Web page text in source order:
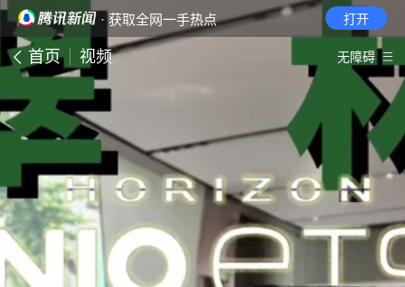
· 获取全网一手热点 打开
首页 视频 无障碍